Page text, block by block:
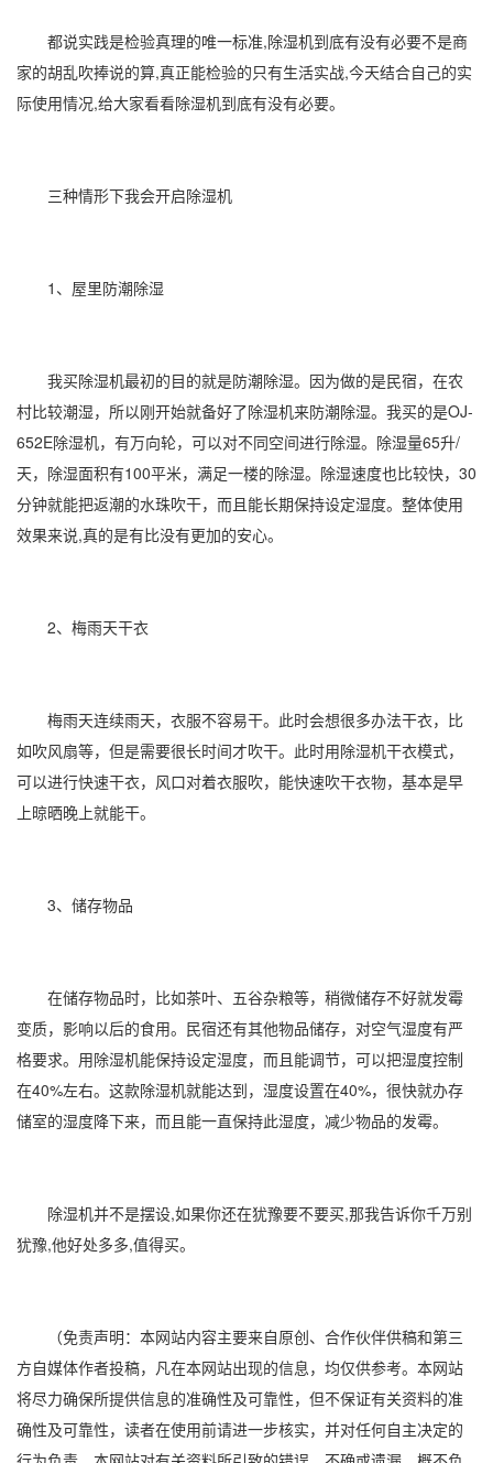
都说实践是检验真理的唯一标准,除湿机到底有没有必要不是商
家的胡乱吹捧说的算,真正能检验的只有生活实战,今天结合自己的实
际使用情况,给大家看看除湿机到底有没有必要。
三种情形下我会开启除湿机
1、屋里防潮除湿
我买除湿机最初的目的就是防潮除湿。因为做的是民宿，在农
村比较潮湿，所以刚开始就备好了除湿机来防潮除湿。我买的是OJ-
652E除湿机，有万向轮，可以对不同空间进行除湿。除湿量65升/
天，除湿面积有100平米，满足一楼的除湿。除湿速度也比较快，30
分钟就能把返潮的水珠吹干，而且能长期保持设定湿度。整体使用
效果来说,真的是有比没有更加的安心。
2、梅雨天干衣
梅雨天连续雨天，衣服不容易干。此时会想很多办法干衣，比
如吹风扇等，但是需要很长时间才吹干。此时用除湿机干衣模式，
可以进行快速干衣，风口对着衣服吹，能快速吹干衣物，基本是早
上晾晒晚上就能干。
3、储存物品
在储存物品时，比如茶叶、五谷杂粮等，稍微储存不好就发霉
变质，影响以后的食用。民宿还有其他物品储存，对空气湿度有严
格要求。用除湿机能保持设定湿度，而且能调节，可以把湿度控制
在40%左右。这款除湿机就能达到，湿度设置在40%，很快就办存
储室的湿度降下来，而且能一直保持此湿度，减少物品的发霉。
除湿机并不是摆设,如果你还在犹豫要不要买,那我告诉你千万别
犹豫,他好处多多,值得买。
（免责声明：本网站内容主要来自原创、合作伙伴供稿和第三
方自媒体作者投稿，凡在本网站出现的信息，均仅供参考。本网站
将尽力确保所提供信息的准确性及可靠性，但不保证有关资料的准
确性及可靠性，读者在使用前请进一步核实，并对任何自主决定的